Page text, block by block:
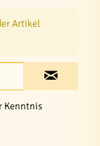
Artikel
Kenntnis